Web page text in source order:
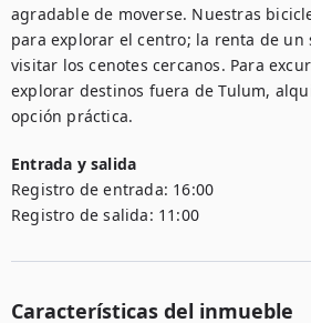
agradable de moverse. Nuestras
para explorar el centro; la renta de un
visitar los cenotes cercanos. Para
explorar destinos fuera de Tulum,
opción práctica.
Entrada y salida
Registro de entrada: 16:00
Registro de salida: 11:00
Características del inmueble